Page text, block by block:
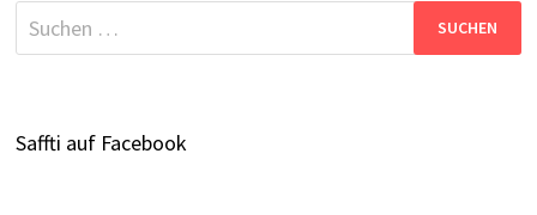
Suchen
nach:
Saffti auf Facebook